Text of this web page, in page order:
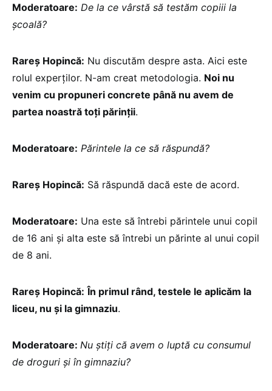
Moderatoare: De la ce vârstă să testăm copiii la
școală?
Rareș Hopincă: Nu discutăm despre asta. Aici este
rolul experților. N-am creat metodologia. Noi nu
venim cu propuneri concrete până nu avem de
partea noastră toți părinții.
Moderatoare: Părintele la ce să răspundă?
Rareș Hopincă: Să răspundă dacă este de acord.
Moderatoare: Una este să întrebi părintele unui copil
de 16 ani și alta este să întrebi un părinte al unui copil
de 8 ani.
Rareș Hopincă: În primul rând, testele le aplicăm la
liceu, nu și la gimnaziu.
Moderatoare: Nu știți că avem o luptă cu consumul
de droguri și în gimnaziu?